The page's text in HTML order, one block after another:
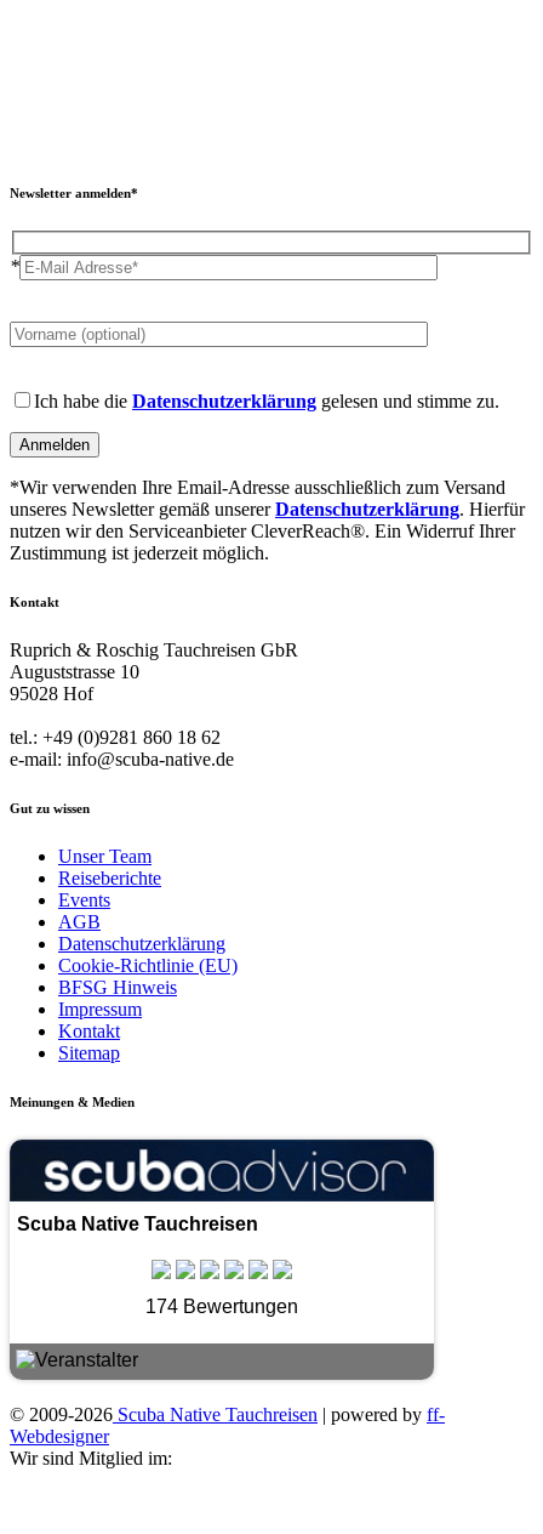
Newsletter anmelden*
*
leave
empty.
leave
field
Ich habe die Datenschutzerklärung gelesen und stimme zu.
*Wir verwenden Ihre Email-Adresse ausschließlich zum Versand
unseres Newsletter gemäß unsererDatenschutzerklärung. Hierfür
nutzen wir den Serviceanbieter CleverReach®. Ein Widerruf Ihrer
Zustimmung ist jederzeit möglich.
Kontakt
Ruprich & Roschig Tauchreisen GbR
Auguststrasse 10
95028 Hof
tel.: +49 (0)9281 860 18 62
e-mail: info@scuba-native.de
Gut zu wissen
Unser Team
Reiseberichte
Events
AGB
Datenschutzerklärung
Cookie-Richtlinie (EU)
BFSG Hinweis
Impressum
Kontakt
Sitemap
Meinungen & Medien
Scuba Native Tauchreisen
174 Bewertungen
© 2009-2026 Scuba Native Tauchreisen | powered by ff-
Webdesigner
Wir sind Mitglied im: